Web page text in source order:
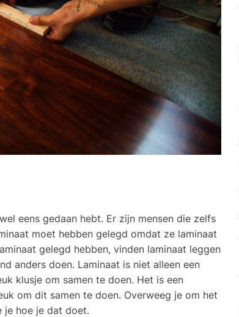
eens gedaan hebt. Er zijn mensen die zelfs
moet hebben gelegd omdat ze laminaat
gelegd hebben, vinden laminaat leggen
anders doen. Laminaat is niet alleen een
klusje om samen te doen. Het is een
om dit samen te doen. Overweeg je om het
je hoe je dat doet.